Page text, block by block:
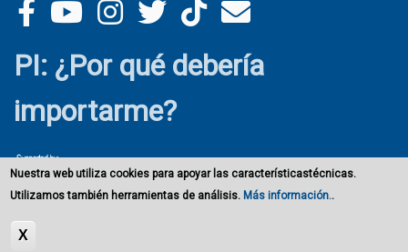
PI: ¿Por qué debería
importarme?
Nuestra web utiliza cookies para apoyar las característicastécnicas.
Utilizamos también herramientas de análisis. Más información..
X